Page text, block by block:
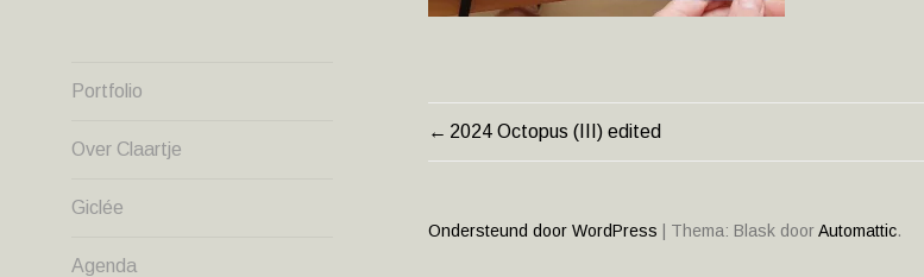
Portfolio
Over Claartje
Giclée
Agenda
BERICHT
2024 Octopus (III) edited
Ondersteund door WordPress Thema: Blask doorAutomattic.